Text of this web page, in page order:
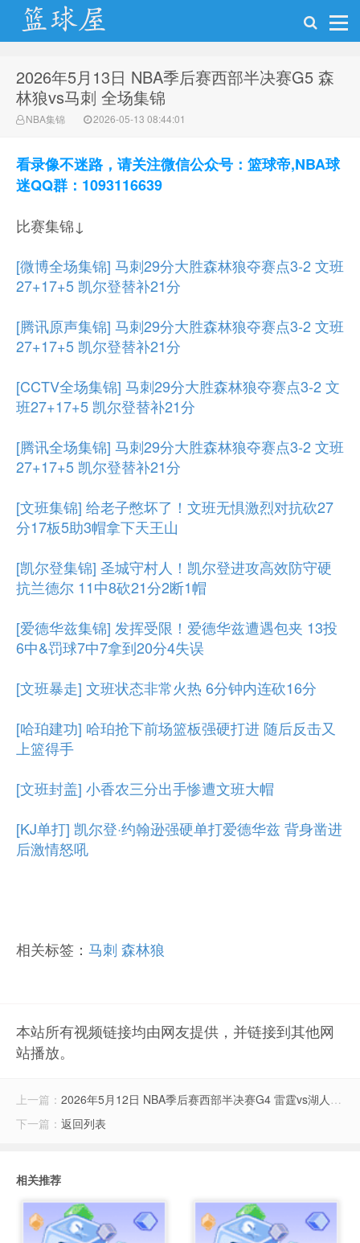
NBA录像网
2026年5月13日 NBA季后赛西部半决赛G5 森
林狼vs马刺 全场集锦
NBA集锦 2026-05-13 08:44:01
看录像不迷路，请关注微信公众号：篮球帝,NBA球
迷QQ群：1093116639
比赛集锦↓
[微博全场集锦] 马刺29分大胜森林狼夺赛点3-2 文班
27+17+5 凯尔登替补21分
[腾讯原声集锦] 马刺29分大胜森林狼夺赛点3-2 文班
27+17+5 凯尔登替补21分
[CCTV全场集锦] 马刺29分大胜森林狼夺赛点3-2 文
班27+17+5 凯尔登替补21分
[腾讯全场集锦] 马刺29分大胜森林狼夺赛点3-2 文班
27+17+5 凯尔登替补21分
[文班集锦] 给老子憋坏了！文班无惧激烈对抗砍27
分17板5助3帽拿下天王山
[凯尔登集锦] 圣城守村人！凯尔登进攻高效防守硬
抗兰德尔 11中8砍21分2断1帽
[爱德华兹集锦] 发挥受限！爱德华兹遭遇包夹 13投
6中&罚球7中7拿到20分4失误
[文班暴走] 文班状态非常火热 6分钟内连砍16分
[哈珀建功] 哈珀抢下前场篮板强硬打进 随后反击又
上篮得手
[文班封盖] 小香农三分出手惨遭文班大帽
[KJ单打] 凯尔登·约翰逊强硬单打爱德华兹 背身凿进
后激情怒吼
相关标签： 马刺 森林狼
本站所有视频链接均由网友提供，并链接到其他网
站播放。
上一篇： 2026年5月12日 NBA季后赛西部半决赛G4 雷霆vs湖人 全场集锦
下一篇： 返回列表
相关推荐